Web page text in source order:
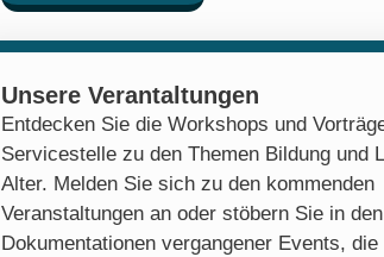
Unsere Verantaltungen
Entdecken Sie die Workshops und
Servicestelle zu den Themen Bildung und
Alter. Melden Sie sich zu den kommenden
Veranstaltungen an oder stöbern Sie in den
Dokumentationen vergangener Events, die